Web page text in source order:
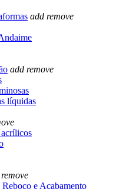
add remove
add remove
líquidas
remove
e Acabamento